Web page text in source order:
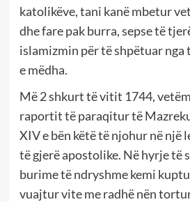
katolikëve, tani kanë mbetur
dhe fare pak burra, sepse të
islamizmin për të shpëtuar
e mëdha.
Më 2 shkurt të vitit 1744,
raportit të paraqitur të
XIV e bën këtë të njohur në një
të gjerë apostolike. Në hyrje të
burime të ndryshme kemi
vuajtur vite me radhë nën